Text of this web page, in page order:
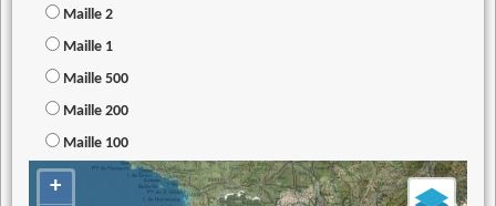
Maille 2
Maille 1
Maille 500
Maille 200
Maille 100
+